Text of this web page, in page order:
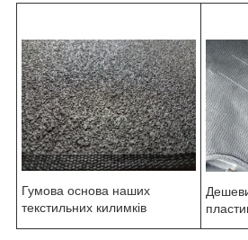
Гумова основа наших
текстильних килимків